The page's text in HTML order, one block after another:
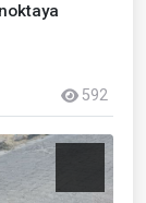
592